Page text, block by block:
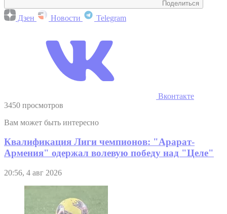
Поделиться
Дзен Новости Telegram
Вконтакте
3450 просмотров
Вам может быть интересно
Квалификация Лиги чемпионов: "Арарат-
Армения" одержал волевую победу над "Целе"
20:56, 4 авг 2026